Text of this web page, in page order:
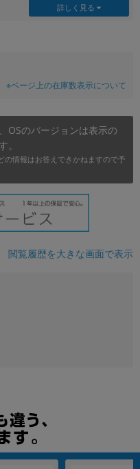
詳しく見る
※ページ上の在庫数表示について
OSのバージョンは表示の
。
の情報はお答えできかねますので予
閲覧履歴を大きな画面で表示